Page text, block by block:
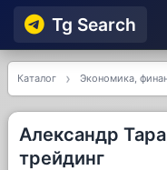
Tg Searсh
Каталог Экономика,
Александр
трейдинг